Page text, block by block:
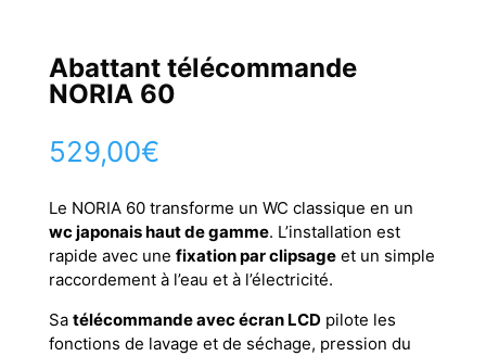
Abattant télécommande
NORIA 60
529,00€
Le NORIA 60 transforme un WC classique en un
wc japonais haut de gamme. L’installation est
rapide avec une fixation par clipsageet un simple
raccordement à l’eau et à l’électricité.
Sa télécommande avec écran LCDpilote les
fonctions de lavage et de séchage, pression du